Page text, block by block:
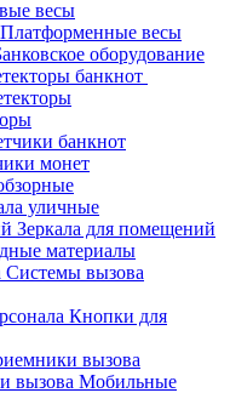
весы
Платформенные весы
оборудование
банкнот
банкнот
монет
уличные
Зеркала для помещений
материалы
Системы вызова
Кнопки для
вызова
Мобильные